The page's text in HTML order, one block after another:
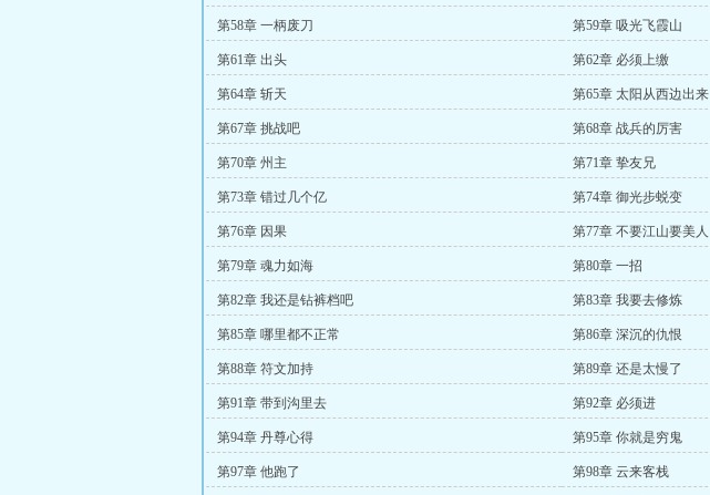
第58章 一柄废刀 第59章 吸光飞霞山
第61章 出头 第62章 必须上缴
第64章 斩天 第65章 太阳从西边出来
第67章 挑战吧 第68章 战兵的厉害
第70章 州主 第71章 挚友兄
第73章 错过几个亿 第74章 御光步蜕变
第76章 因果 第77章 不要江山要美人
第79章 魂力如海 第80章 一招
第82章 我还是钻裤档吧 第83章 我要去修炼
第85章 哪里都不正常 第86章 深沉的仇恨
第88章 符文加持 第89章 还是太慢了
第91章 带到沟里去 第92章 必须进
第94章 丹尊心得 第95章 你就是穷鬼
第97章 他跑了 第98章 云来客栈